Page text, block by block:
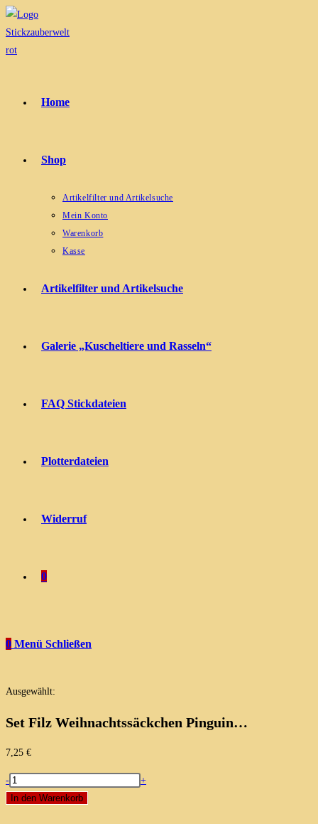
Zum
Inhalt
springen
Home
Shop
Artikelfilter und Artikelsuche
Mein Konto
Warenkorb
Kasse
Artikelfilter und Artikelsuche
Galerie „Kuscheltiere und Rasseln“
FAQ Stickdateien
Plotterdateien
Widerruf
0
0 Menü Schließen
Ausgewählt:
Set Filz Weihnachtssäckchen Pinguin…
7,25 €
Set
Filz
-
+
In den Warenkorb